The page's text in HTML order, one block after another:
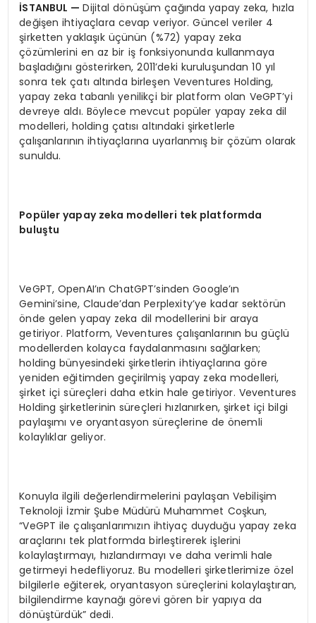
İSTANBUL —Dijital dönüşüm çağında yapay zeka, hızla
değişen ihtiyaçlara cevap veriyor. Güncel veriler 4
şirketten yaklaşık üçünün (%72) yapay zeka
çözümlerini en az bir iş fonksiyonunda kullanmaya
başladığını gösterirken, 2011’deki kuruluşundan 10 yıl
sonra tek çatı altında birleşen Veventures Holding,
yapay zeka tabanlı yenilikçi bir platform olan VeGPT’yi
devreye aldı. Böylece mevcut popüler yapay zeka dil
modelleri, holding çatısı altındaki şirketlerle
çalışanlarının ihtiyaçlarına uyarlanmış bir çözüm olarak
sunuldu.
Popüler yapay zeka modelleri tek platformda
buluştu
VeGPT, OpenAI’ın ChatGPT’sinden Google’ın
Gemini’sine, Claude’dan Perplexity’ye kadar sektörün
önde gelen yapay zeka dil modellerini bir araya
getiriyor. Platform, Veventures çalışanlarının bu güçlü
modellerden kolayca faydalanmasını sağlarken;
holding bünyesindeki şirketlerin ihtiyaçlarına göre
yeniden eğitimden geçirilmiş yapay zeka modelleri,
şirket içi süreçleri daha etkin hale getiriyor. Veventures
Holding şirketlerinin süreçleri hızlanırken, şirket içi bilgi
paylaşımı ve oryantasyon süreçlerine de önemli
kolaylıklar geliyor.
Konuyla ilgili değerlendirmelerini paylaşan Vebilişim
Teknoloji İzmir Şube Müdürü Muhammet Coşkun,
“VeGPT ile çalışanlarımızın ihtiyaç duyduğu yapay zeka
araçlarını tek platformda birleştirerek işlerini
kolaylaştırmayı, hızlandırmayı ve daha verimli hale
getirmeyi hedefliyoruz. Bu modelleri şirketlerimize özel
bilgilerle eğiterek, oryantasyon süreçlerini kolaylaştıran,
bilgilendirme kaynağı görevi gören bir yapıya da
dönüştürdük” dedi.